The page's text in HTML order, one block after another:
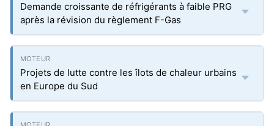
Demande croissante de réfrigérants à faible PRG
après la révision du règlement F-Gas
Projets de lutte contre les îlots de chaleur urbains
en Europe du Sud